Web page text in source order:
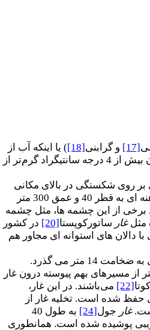
[17] و گرابنی[18]) یا اینکه آب از
طبقات زیرین، در اکیفرهای بدون کارست به داخل سنگ‌های کارستی بالایی تزریق شود. آب‌های مذکور ممکن است گرم باشند و دمای آن بیش از 4 درجه سانتیگراد گرم‌تر از
بر روی شکستگی در بالای مکانی
که آب به‌صورت چشمه یا داخل لایه‌های بسیار متخلخل جریان دارد، نمایان می‌شود. نمونه بارز فعال از چشمه های آبگرم در مکزیک با دهنه ای به قطر 40 و عمق 300 متر
برخی از این چشمه ها، مثل چشمه
مثلغار ساتورکوپستا[20] در کشور
دالان های استوانه ای مجاور هم
غارها با شبکه ای از درز و شکاف (شکل 18) بیشتر متداول می‌باشند. در غرب اوکراین آب‌های متئوریک محلی میان لایه‌ای از سنگ ژیپسی به ضخامت 14 متر می گذرد.
و ماسه در مسیری با درز و شکاف های مارپیچی در هر 2 تا 5 متر به‌صورت متقاطع جریان می‌یابد. 212 کیلومتر از مسیرهای بهم پیوسته درون غار
[22] می‌باشند. در این غار،
حفظ شده است. تخلیه غار از
غار جول[24]
به طول 40
10 سانتیمتر از کف غار توسط رسوبات تخریبی پوشیده شده است. همانطوری